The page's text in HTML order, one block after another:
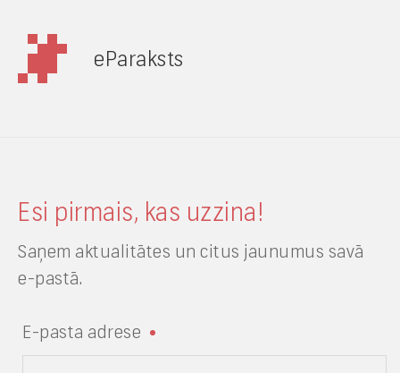
eParaksts
Esi pirmais, kas uzzina!
Saņem aktualitātes un citus jaunumus savā
e-pastā.
E-pasta adrese